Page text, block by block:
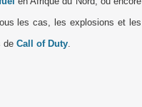
les cas, les explosions et les
de Call of Duty.